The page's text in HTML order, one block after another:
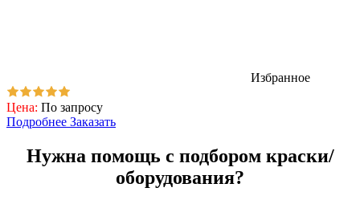
Избранное
Цена: По запросу
Подробнее Заказать
Нужна помощь с подбором краски/
оборудования?